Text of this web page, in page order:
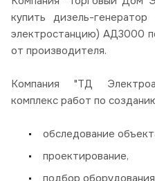
купить дизель-
электростанцию) АД3000
от производителя.
Компания "ТД
комплекс работ по
обследование
проектирование,
подбор